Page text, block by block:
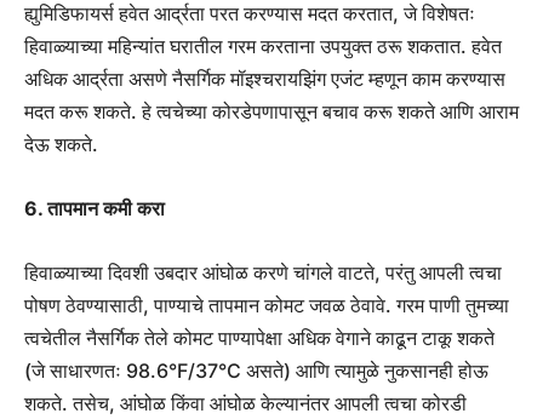
ह्युमिडिफायर्स हवेत आर्द्रता परत करण्यास मदत करतात, जे विशेषतः
हिवाळ्याच्या महिन्यांत घरातील गरम करताना उपयुक्त ठरू शकतात. हवेत
अधिक आर्द्रता असणे नैसर्गिक मॉइश्चरायझिंग एजंट म्हणून काम करण्यास
मदत करू शकते. हे त्वचेच्या कोरडेपणापासून बचाव करू शकते आणि आराम
देऊ शकते.
6. तापमान कमी करा
हिवाळ्याच्या दिवशी उबदार आंघोळ करणे चांगले वाटते, परंतु आपली त्वचा
पोषण ठेवण्यासाठी, पाण्याचे तापमान कोमट जवळ ठेवावे. गरम पाणी तुमच्या
त्वचेतील नैसर्गिक तेले कोमट पाण्यापेक्षा अधिक वेगाने काढून टाकू शकते
(जे साधारणतः 98.6°F/37°C असते) आणि त्यामुळे नुकसानही होऊ
शकते. तसेच, आंघोळ किंवा आंघोळ केल्यानंतर आपली त्वचा कोरडी